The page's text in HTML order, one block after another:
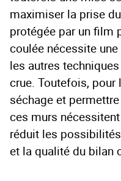
maximiser la prise
protégée par un film
coulée nécessite
les autres
crue. Toutefois,
séchage et
ces murs
réduit les
et la qualité du bilan